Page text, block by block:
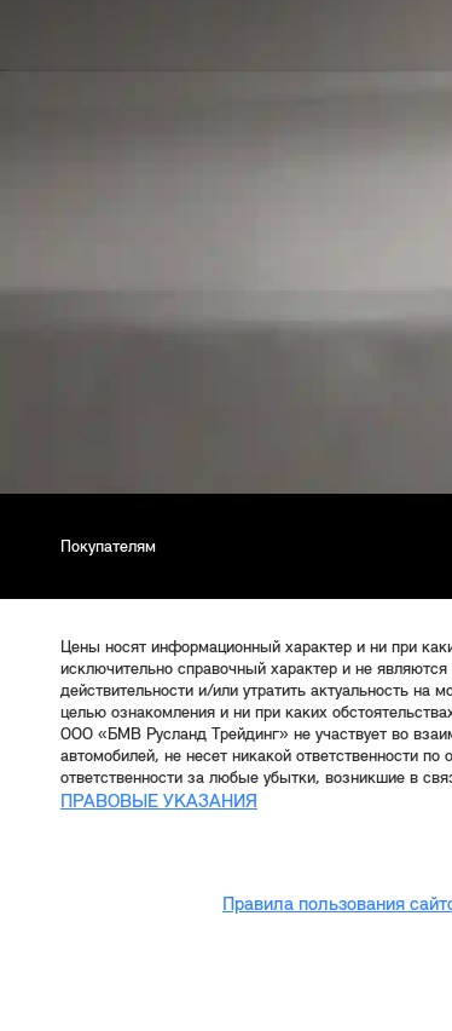
Покупателям
Цены носят информационный характер и ни при
исключительно справочный характер и не
действительности и/или утратить актуальность
целью ознакомления и ни при каких
ООО «БМВ Русланд Трейдинг» не участвует во
автомобилей, не несет никакой ответственности
ответственности за любые убытки, возникшие в
ПРАВОВЫЕ УКАЗАНИЯ
Правила пользования